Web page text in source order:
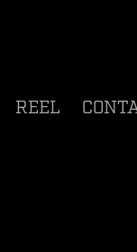
REEL